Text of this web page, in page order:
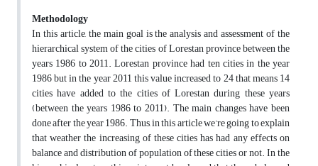
Methodology
In this article, the main goal is the analysis and assessment of the
hierarchical system of the cities of Lorestan province between the
years 1986 to 2011. Lorestan province had ten cities in the year
1986 but in the year 2011 this value increased to 24 that means 14
cities have added to the cities of Lorestan during these years
(between the years 1986 to 2011). The main changes have been
done after the year 1986. Thus, in this article we’re going to explain
that weather the increasing of these cities has had any effects on
balance and distribution of population of these cities or not. In the